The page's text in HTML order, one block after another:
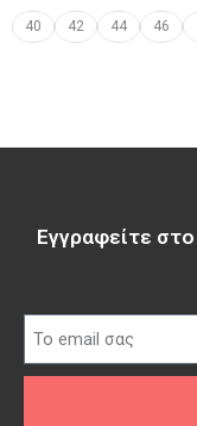
40 42 44 46
Εγγραφείτε